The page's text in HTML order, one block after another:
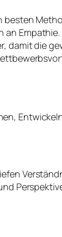
damit die